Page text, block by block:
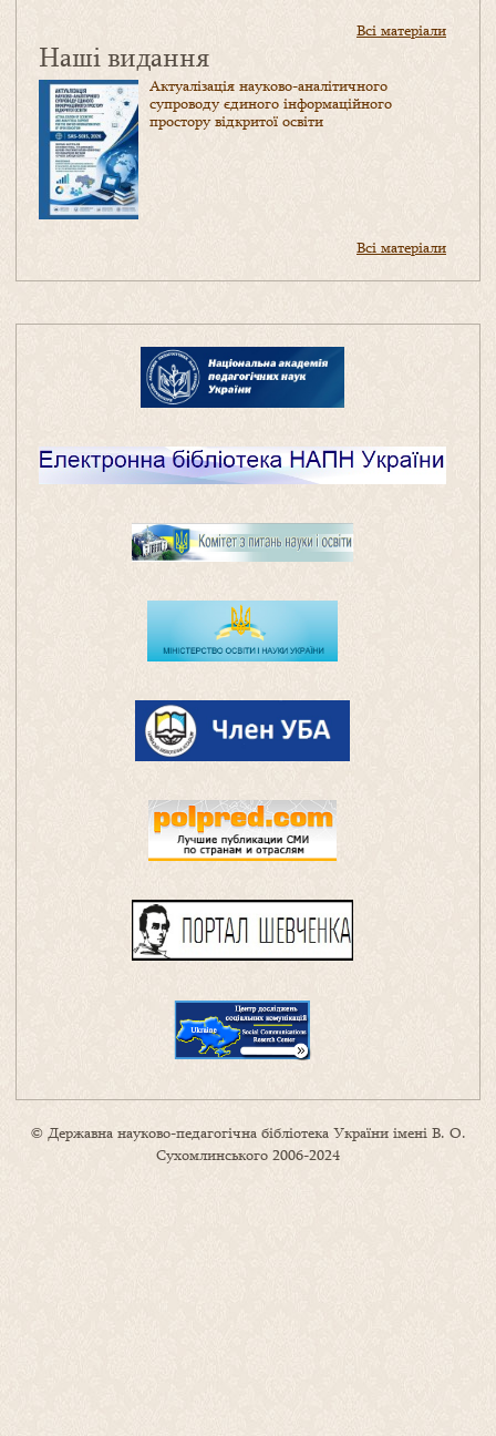
Всі матеріали
Наші видання
Актуалізація науково-аналітичного
супроводу єдиного інформаційного
простору відкритої освіти
Всі матеріали
© Державна науково-педагогічна бібліотека України імені В. О.
Сухомлинського 2006-2024